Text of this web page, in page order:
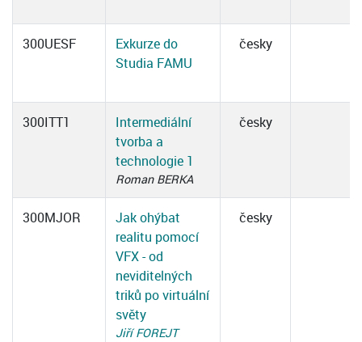
300UESF
Exkurze do
Studia FAMU
česky
300ITT1
Intermediální
tvorba a
technologie 1
Roman BERKA
česky
300MJOR
Jak ohýbat
realitu pomocí
VFX - od
neviditelných
triků po virtuální
světy
Jiří FOREJT
česky